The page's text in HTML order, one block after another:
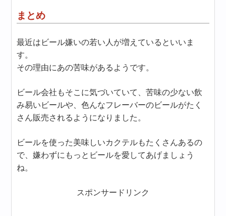
まとめ
最近はビール嫌いの若い人が増えているといいま
す。
その理由にあの苦味があるようです。
ビール会社もそこに気づいていて、苦味の少ない飲
み易いビールや、色んなフレーバーのビールがたく
さん販売されるようになりました。
ビールを使った美味しいカクテルもたくさんあるの
で、嫌わずにもっとビールを愛してあげましょう
ね。
スポンサードリンク